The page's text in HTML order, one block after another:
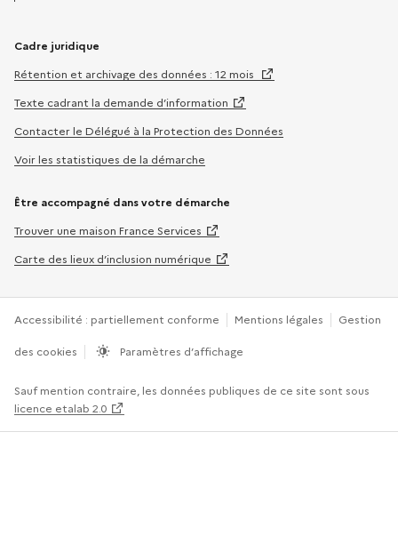
Cadre juridique
Rétention et archivage des données : 12 mois
Texte cadrant la demande d’information
Contacter le Délégué à la Protection des Données
Voir les statistiques de la démarche
Être accompagné dans votre démarche
Trouver une maison France Services
Carte des lieux d’inclusion numérique
Accessibilité : partiellement conforme Mentions légales Gestion
des cookies Paramètres d’affichage
Sauf mention contraire, les données publiques de ce site sont sous
licence etalab 2.0